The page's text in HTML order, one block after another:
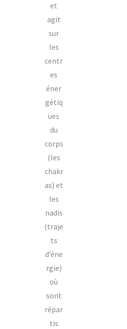
et
agit
sur
les
centr
es
éner
gétiq
ues
du
corps
(les
chakr
as) et
les
nadis
(traje
ts
d’éne
rgie)
où
sont
répar
tis